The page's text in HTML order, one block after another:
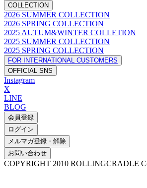
COLLECTION
2026 SUMMER COLLECTION
2026 SPRING COLLECTION
2025 AUTUM&WINTER COLLETION
2025 SUMMER COLLECTION
2025 SPRING COLLECTION
FOR INTERNATIONAL CUSTOMERS
OFFICIAL SNS
Instagram
X
LINE
BLOG
会員登録
ログイン
メルマガ登録・解除
お問い合わせ
COPYRIGHT 2010 ROLLINGCRADLE